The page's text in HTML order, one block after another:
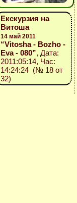
Екскурзия на
Витоша
14 май 2011
“Vitosha - Bozho -
Eva - 080”, Дата:
2011:05:14, Час:
14:24:24 (№ 18 от
32)